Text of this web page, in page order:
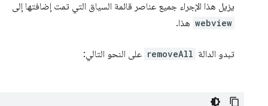
يزيل هذا الإجراء جميع عناصر قائمة السياق التي تمت إضافتها إلى
webview هذا.
تبدو الدالة removeAll على النحو التالي: